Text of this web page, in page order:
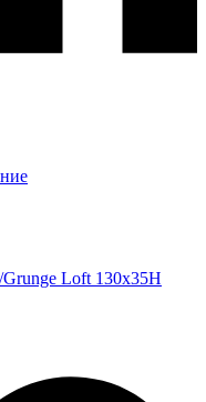
Loft 130х35Н